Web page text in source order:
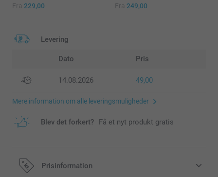
Fra 229,00 Fra 249,00
Levering
Dato Pris
14.08.2026 49,00
Mere information om alle leveringsmuligheder
Blev det forkert? Få et nyt produkt gratis
Prisinformation